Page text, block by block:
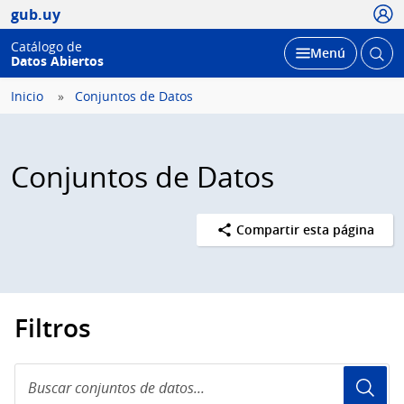
gub.uy
Catálogo de
Datos Abiertos
Desplegar
Menú Abrir
Inicio Conjuntos de Datos
Conjuntos de Datos
Compartir esta página
Filtros
conjuntos